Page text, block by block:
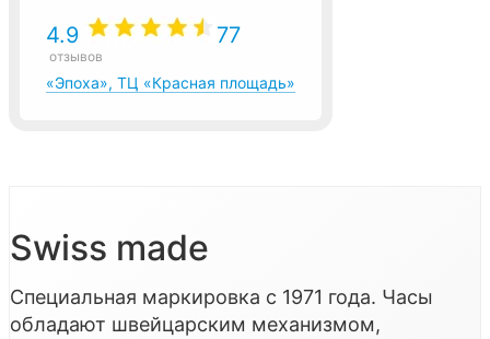
4.9 77
отзывов
«Эпоха», ТЦ «Красная площадь»
Swiss made
Специальная маркировка с 1971 года. Часы
обладают швейцарским механизмом,